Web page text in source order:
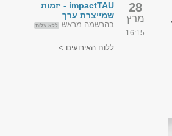
28
מרץ
16:15
impactTAU - יזמות
שמייצרת ערך
בהרשמה מראש ללא עלות
ללוח האירועים >